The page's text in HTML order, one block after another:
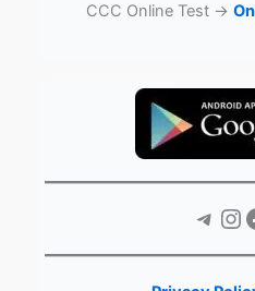
CCC Online Test →
Telegram Instagram